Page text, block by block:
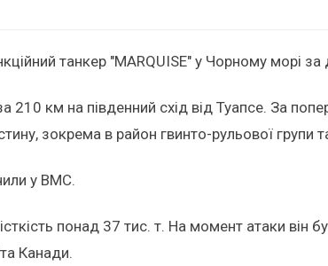
танкер "MARQUISE" у Чорному морі
км на південний схід від Туапсе. За
зокрема в район гвинто-рульової групи
у ВМС.
понад 37 тис. т. На момент атаки він
Канади.